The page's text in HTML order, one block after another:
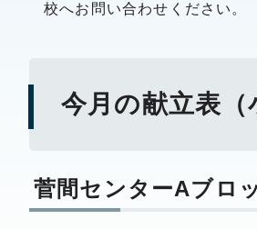
校へお問い合わせください。
今月の献立表（
菅間センターAブロ